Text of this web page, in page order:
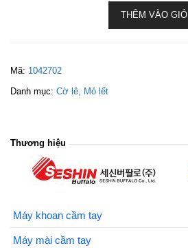
THÊM VÀO GIỎ
Mã: 1042702
Danh mục: Cờ lê, Mỏ lết
Thương hiệu
Máy khoan cầm tay
Máy mài cầm tay